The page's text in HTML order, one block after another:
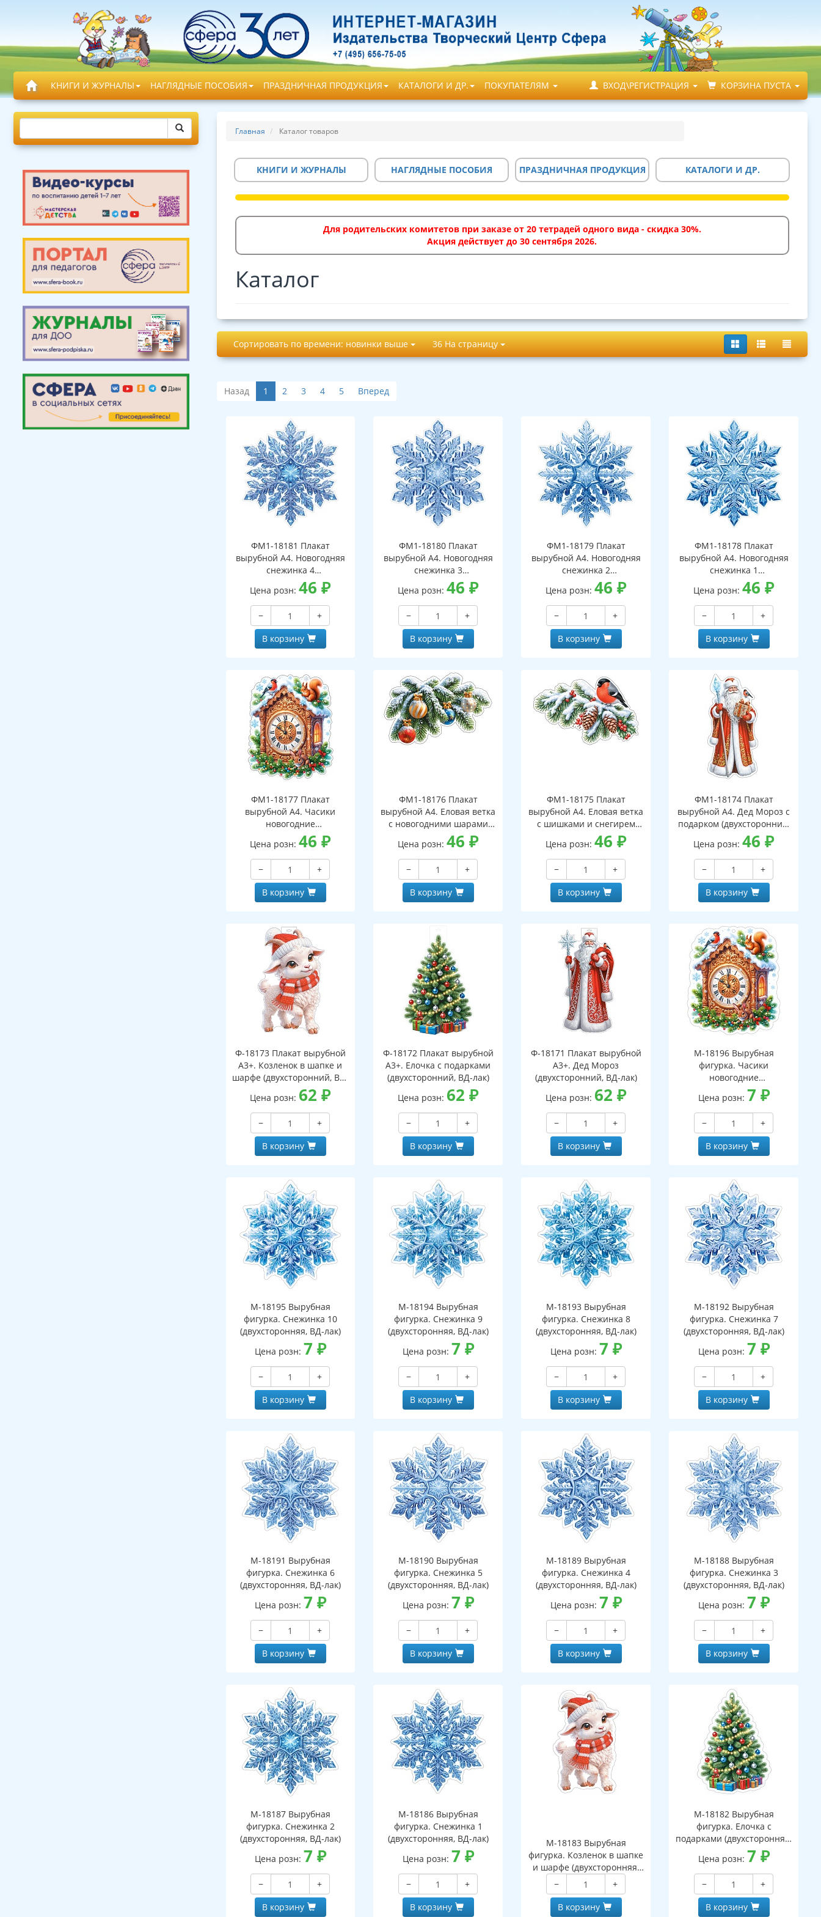
КНИГИ И ЖУРНАЛЫ НАГЛЯДНЫЕ ПОСОБИЯ ПРАЗДНИЧНАЯ ПРОДУКЦИЯ КАТАЛОГИ И ДР. ПОКУПАТЕЛЯМ ВХОД\РЕГИСТРАЦИЯ КОРЗИНА ПУСТА
Главная Каталог товаров
КНИГИ И ЖУРНАЛЫ НАГЛЯДНЫЕ ПОСОБИЯ ПРАЗДНИЧНАЯ ПРОДУКЦИЯ КАТАЛОГИ И ДР.
Для родительских комитетов при заказе от 20 тетрадей одного вида - скидка 30%.
Акция действует до 30 сентября 2026.
Каталог
Сортировать по времени: новинки выше 36 На страницу
Назад 1 2 3 4 5 Вперед
ФМ1-18181 Плакат
вырубной А4. Новогодняя
снежинка 4
(двухсторонний, ВД-лак)
Цена розн:46₽
−
+
В корзину
ФМ1-18180 Плакат
вырубной А4. Новогодняя
снежинка 3
(двухсторонний, ВД-лак)
Цена розн:46₽
−
+
В корзину
ФМ1-18179 Плакат
вырубной А4. Новогодняя
снежинка 2
(двухсторонний, ВД-лак)
Цена розн:46₽
−
+
В корзину
ФМ1-18178 Плакат
вырубной А4. Новогодняя
снежинка 1
(двухсторонний, ВД-лак)
Цена розн:46₽
−
+
В корзину
ФМ1-18177 Плакат
вырубной А4. Часики
новогодние
(двухсторонний, ВД-лак)
Цена розн:46₽
−
+
В корзину
ФМ1-18176 Плакат
вырубной А4. Еловая ветка
с новогодними шарами
(двухсторонний, ВД-лак)
Цена розн:46₽
−
+
В корзину
ФМ1-18175 Плакат
вырубной А4. Еловая ветка
с шишками и снегирем
(двухсторонний, ВД-лак)
Цена розн:46₽
−
+
В корзину
ФМ1-18174 Плакат
вырубной А4. Дед Мороз с
подарком (двухсторонний,
ВД-лак)
Цена розн:46₽
−
+
В корзину
Ф-18173 Плакат вырубной
А3+. Козленок в шапке и
шарфе (двухсторонний, ВД-
Цена розн: 62₽
−
+
В корзину
Ф-18172 Плакат вырубной
А3+. Елочка с подарками
(двухсторонний, ВД-лак)
Цена розн: 62₽
−
+
В корзину
Ф-18171 Плакат вырубной
А3+. Дед Мороз
(двухсторонний, ВД-лак)
Цена розн: 62₽
−
+
В корзину
М-18196 Вырубная
фигурка. Часики
новогодние
(двухсторонняя, ВД-лак)
Цена розн: 7 ₽
−
+
В корзину
М-18195 Вырубная
фигурка. Снежинка 10
(двухсторонняя, ВД-лак)
Цена розн: 7 ₽
−
+
В корзину
М-18194 Вырубная
фигурка. Снежинка 9
(двухсторонняя, ВД-лак)
Цена розн: 7 ₽
−
+
В корзину
М-18193 Вырубная
фигурка. Снежинка 8
(двухсторонняя, ВД-лак)
Цена розн: 7 ₽
−
+
В корзину
М-18192 Вырубная
фигурка. Снежинка 7
(двухсторонняя, ВД-лак)
Цена розн: 7 ₽
−
+
В корзину
М-18191 Вырубная
фигурка. Снежинка 6
(двухсторонняя, ВД-лак)
Цена розн: 7 ₽
−
+
В корзину
М-18190 Вырубная
фигурка. Снежинка 5
(двухсторонняя, ВД-лак)
Цена розн: 7 ₽
−
+
В корзину
М-18189 Вырубная
фигурка. Снежинка 4
(двухсторонняя, ВД-лак)
Цена розн: 7 ₽
−
+
В корзину
М-18188 Вырубная
фигурка. Снежинка 3
(двухсторонняя, ВД-лак)
Цена розн: 7 ₽
−
+
В корзину
М-18187 Вырубная
фигурка. Снежинка 2
(двухсторонняя, ВД-лак)
Цена розн: 7 ₽
−
+
В корзину
М-18186 Вырубная
фигурка. Снежинка 1
(двухсторонняя, ВД-лак)
Цена розн: 7 ₽
−
+
В корзину
М-18183 Вырубная
фигурка. Козленок в шапке
и шарфе (двухсторонняя,
ВД-лак)
−
+
В корзину
М-18182 Вырубная
фигурка. Елочка с
подарками (двухсторонняя,
ВД-лак)
Цена розн: 7 ₽
−
+
В корзину